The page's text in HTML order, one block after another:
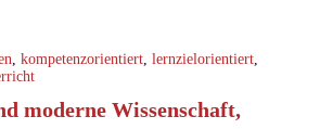
, kompetenzorientiert, lernzielorientiert,
moderne Wissenschaft,